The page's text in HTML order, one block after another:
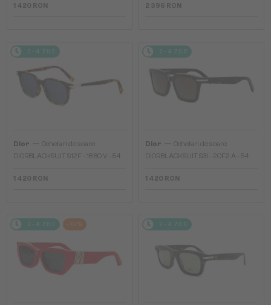
1 420 RON 2 396 RON
2-4 ZILE
Dior
Ochelari de soare
DIORBLACKSUIT S12F - 18B0 V - 54
1 420 RON
2-4 ZILE
Dior
Ochelari de soare
DIORBLACKSUIT S3I - 20F2 A - 54
1 420 RON
2-4 ZILE -12% 2-4 ZILE